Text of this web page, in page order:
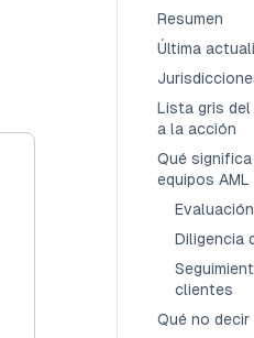
Resumen
Última
Lista gris del
a la acción
Qué
equipos AML
Diligencia
clientes
Qué no decir